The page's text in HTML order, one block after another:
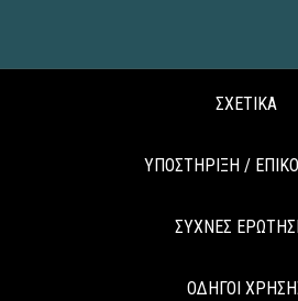
ΣΧΕΤΙΚΑ
ΥΠΟΣΤΗΡΙΞΗ /
ΣΥΧΝΕΣ
ΟΔΗΓΟΙ